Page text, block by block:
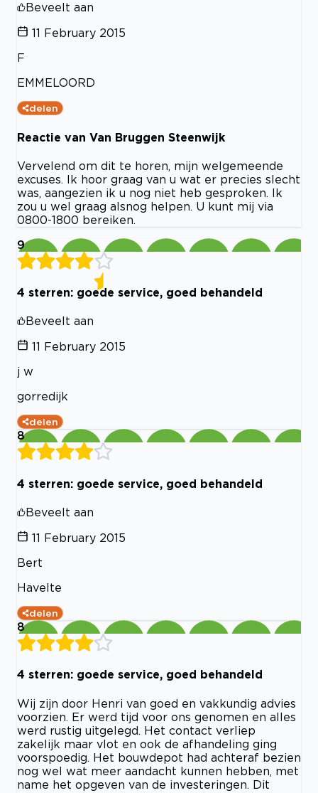
Beveelt aan
11 February 2015
F
EMMELOORD
delen
Reactie van Van Bruggen Steenwijk
Vervelend om dit te horen, mijn welgemeende
excuses. Ik hoor graag van u wat er precies slecht
was, aangezien ik u nog niet heb gesproken. Ik
zou u wel graag alsnog helpen. U kunt mij via
0800-1800 bereiken.
9
4 sterren: goede service, goed behandeld
Beveelt aan
11 February 2015
j w
gorredijk
delen
8
4 sterren: goede service, goed behandeld
Beveelt aan
11 February 2015
Bert
Havelte
delen
8
4 sterren: goede service, goed behandeld
Wij zijn door Henri van goed en vakkundig advies
voorzien. Er werd tijd voor ons genomen en alles
werd rustig uitgelegd. Het contact verliep
zakelijk maar vlot en ook de afhandeling ging
voorspoedig. Het bouwdepot had achteraf bezien
nog wel wat meer aandacht kunnen hebben, met
name het opgeven van de investeringen. Dit